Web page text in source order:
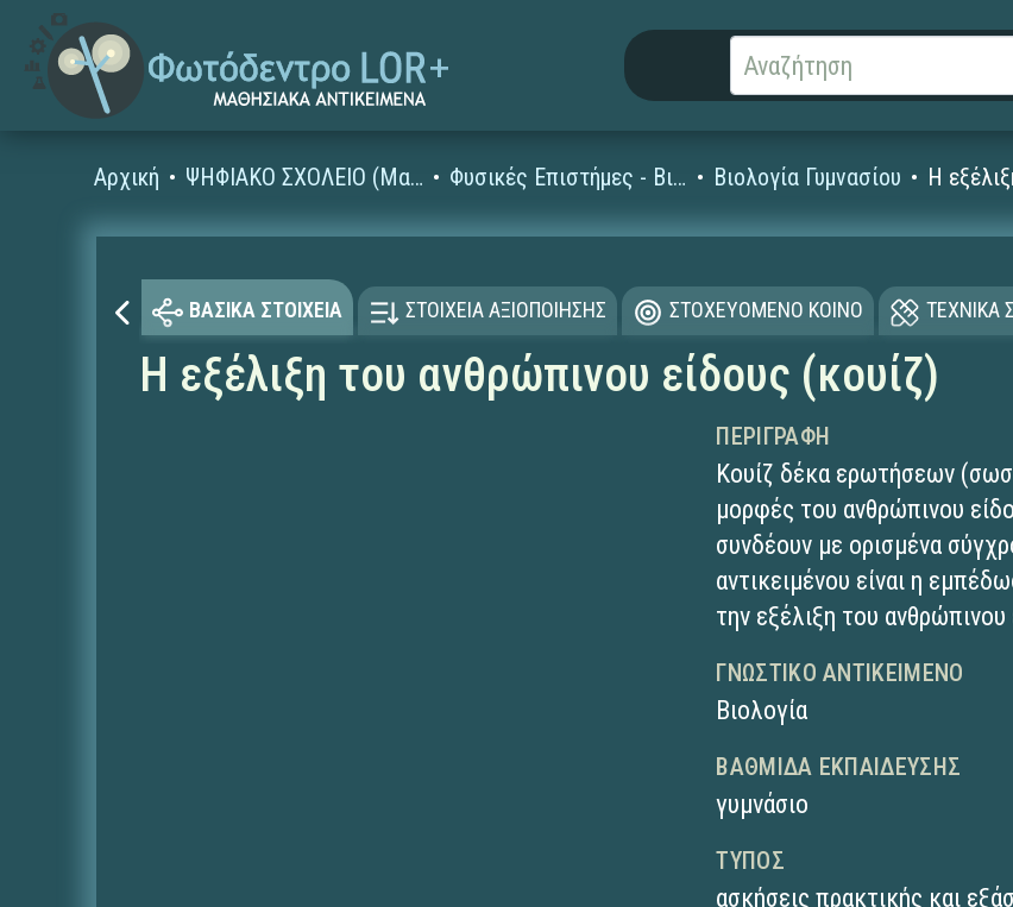
Αρχική ΨΗΦΙΑΚΟ ΣΧΟΛΕΙΟ (Μαθησιακά Αντικείμενα) Φυσικές Επιστήμες - Βιολογία Βιολογία Γυμνασίου Η
ΒΑΣΙΚΑ ΣΤΟΙΧΕΙΑ ΣΤΟΙΧΕΙΑ ΑΞΙΟΠΟΙΗΣΗΣ ΣΤΟΧΕΥΟΜΕΝΟ ΚΟΙΝΟ ΤΕΧΝΙΚΑ
Η εξέλιξη του ανθρώπινου είδους (κουίζ)
ΠΕΡΙΓΡΑΦΉ
Κουίζ δέκα ερωτήσεων
μορφές του ανθρώπινου
συνδέουν με ορισμένα
αντικειμένου είναι η
την εξέλιξη του ανθρώπινου
ΓΝΩΣΤΙΚΌ ΑΝΤΙΚΕΊΜΕΝΟ
Βιολογία
ΒΑΘΜΊΔΑ ΕΚΠΑΊΔΕΥΣΗΣ
γυμνάσιο
ΤΎΠΟΣ
ασκήσεις πρακτικής και